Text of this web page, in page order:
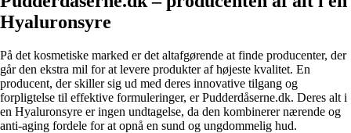
Hyaluronsyre
På det kosmetiske marked er det altafgørende at finde producenter, der
går den ekstra mil for at levere produkter af højeste kvalitet. En
producent, der skiller sig ud med deres innovative tilgang og
forpligtelse til effektive formuleringer, er Pudderdåserne.dk. Deres alt i
en Hyaluronsyre er ingen undtagelse, da den kombinerer nærende og
anti-aging fordele for at opnå en sund og ungdommelig hud.